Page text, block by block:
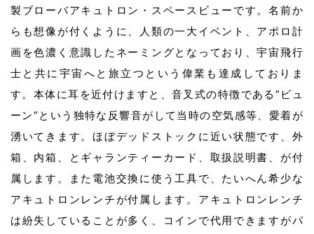
製ブローバアキュトロン・スペースビューです。名前か
らも想像が付くように、人類の一大イベント、アポロ計
画を色濃く意識したネーミングとなっており、宇宙飛行
士と共に宇宙へと旅立つという偉業も達成しておりま
す。本体に耳を近付けますと、音叉式の特徴である”ビュ
ーン”という独特な反響音がして当時の空気感等、愛着が
湧いてきます。ほぼデッドストックに近い状態です、外
箱、内箱、とギャランティーカード、取扱説明書、が付
属します。また電池交換に使う工具で、たいへん希少な
アキュトロンレンチが付属します。アキュトロンレンチ
は紛失していることが多く、コインで代用できますがパ